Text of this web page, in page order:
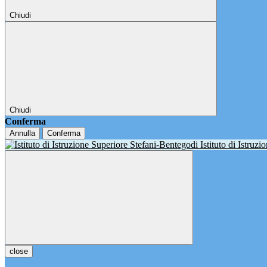
Chiudi
Chiudi
Conferma
Annulla Conferma
Istituto di
close